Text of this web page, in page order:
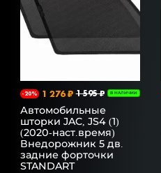
-20% 1 276 ₽ 1 595 ₽ В НАЛИЧИИ
Автомобильные
шторки JAC, JS4 (1)
(2020-наст.время)
Внедорожник 5 дв.
задние форточки
STANDART